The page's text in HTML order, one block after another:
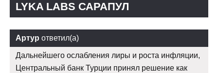
LYKA LABS САРАПУЛ
Артур ответил(а)
Дальнейшего ослабления лиры и роста инфляции,
Центральный банк Турции принял решение как